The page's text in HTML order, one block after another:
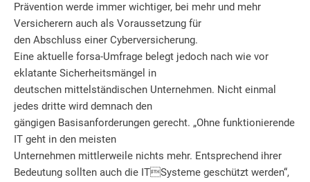
Prävention werde immer wichtiger, bei mehr und mehr
Versicherern auch als Voraussetzung für
den Abschluss einer Cyberversicherung.
Eine aktuelle forsa-Umfrage belegt jedoch nach wie vor
eklatante Sicherheitsmängel in
deutschen mittelständischen Unternehmen. Nicht einmal
jedes dritte wird demnach den
gängigen Basisanforderungen gerecht. „Ohne funktionierende
IT geht in den meisten
Unternehmen mittlerweile nichts mehr. Entsprechend ihrer
Bedeutung sollten auch die ITSysteme geschützt werden“,